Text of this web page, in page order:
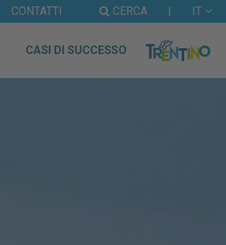
CERCA | IT
CONTATTI
CASI DI SUCCESSO